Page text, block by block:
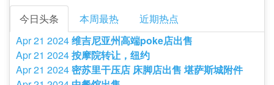
今日头条 本周最热
近期热点
Apr 21 2024维吉尼亚州高端poke店出售
Apr 21 2024按摩院转让，纽约
Apr 21 2024密苏里干压店 床脚店出售 堪萨斯城附件